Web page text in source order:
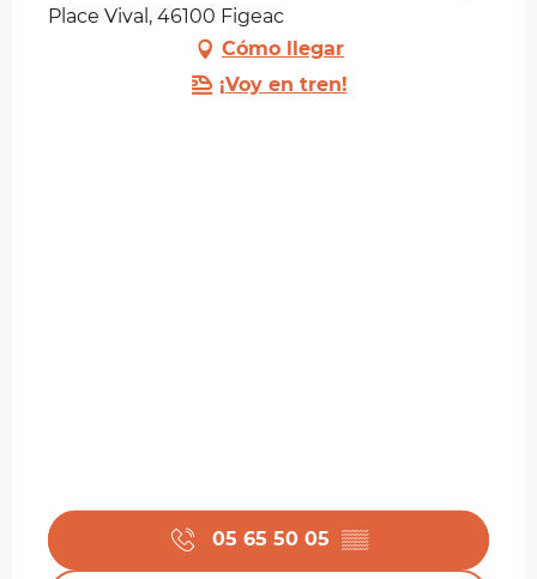
Place Vival, 46100 Figeac
Cómo llegar
¡Voy en tren!
05 65 50 05 ▒▒